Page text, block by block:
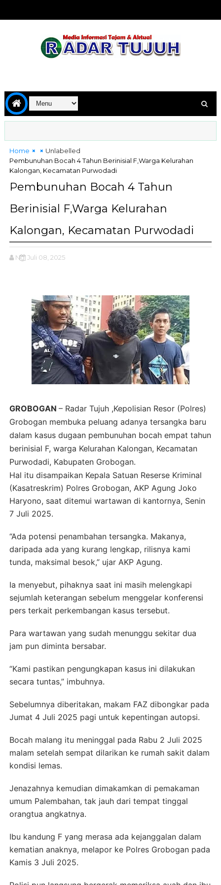
Home
Unlabelled
Pembunuhan Bocah 4 Tahun Berinisial F,Warga Kelurahan
Kalongan, Kecamatan Purwodadi
Pembunuhan Bocah 4 Tahun
Berinisial F,Warga Kelurahan
Kalongan, Kecamatan Purwodadi
Ng Juli 08, 2025
GROBOGAN – Radar Tujuh ,Kepolisian Resor (Polres)
Grobogan membuka peluang adanya tersangka baru
dalam kasus dugaan pembunuhan bocah empat tahun
berinisial F, warga Kelurahan Kalongan, Kecamatan
Purwodadi, Kabupaten Grobogan.
Hal itu disampaikan Kepala Satuan Reserse Kriminal
(Kasatreskrim) Polres Grobogan, AKP Agung Joko
Haryono, saat ditemui wartawan di kantornya, Senin
7 Juli 2025.
“Ada potensi penambahan tersangka. Makanya,
daripada ada yang kurang lengkap, rilisnya kami
tunda, maksimal besok,” ujar AKP Agung.
Ia menyebut, pihaknya saat ini masih melengkapi
sejumlah keterangan sebelum menggelar konferensi
pers terkait perkembangan kasus tersebut.
Para wartawan yang sudah menunggu sekitar dua
jam pun diminta bersabar.
“Kami pastikan pengungkapan kasus ini dilakukan
secara tuntas,” imbuhnya.
Sebelumnya diberitakan, makam FAZ dibongkar pada
Jumat 4 Juli 2025 pagi untuk kepentingan autopsi.
Bocah malang itu meninggal pada Rabu 2 Juli 2025
malam setelah sempat dilarikan ke rumah sakit dalam
kondisi lemas.
Jenazahnya kemudian dimakamkan di pemakaman
umum Palembahan, tak jauh dari tempat tinggal
orangtua angkatnya.
Ibu kandung F yang merasa ada kejanggalan dalam
kematian anaknya, melapor ke Polres Grobogan pada
Kamis 3 Juli 2025.